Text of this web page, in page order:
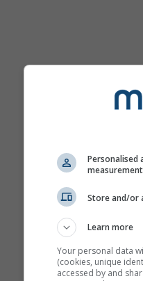
Personalised
Store and/or
Learn more
Your personal data
(cookies, unique
accessed by and